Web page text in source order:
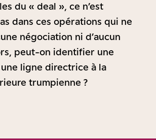
du « deal », ce n’est
dans ces opérations qui ne
négociation ni d’aucun
peut-on identifier une
ligne directrice à la
trumpienne ?